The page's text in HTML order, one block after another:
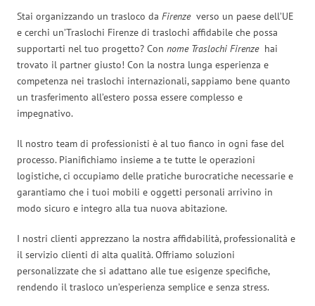
Stai organizzando un trasloco da Firenze verso un paese dell’UE
e cerchi un’Traslochi Firenze di traslochi affidabile che possa
supportarti nel tuo progetto? Con nome Traslochi Firenze hai
trovato il partner giusto! Con la nostra lunga esperienza e
competenza nei traslochi internazionali, sappiamo bene quanto
un trasferimento all’estero possa essere complesso e
impegnativo.
Il nostro team di professionisti è al tuo fianco in ogni fase del
processo. Pianifichiamo insieme a te tutte le operazioni
logistiche, ci occupiamo delle pratiche burocratiche necessarie e
garantiamo che i tuoi mobili e oggetti personali arrivino in
modo sicuro e integro alla tua nuova abitazione.
I nostri clienti apprezzano la nostra affidabilità, professionalità e
il servizio clienti di alta qualità. Offriamo soluzioni
personalizzate che si adattano alle tue esigenze specifiche,
rendendo il trasloco un’esperienza semplice e senza stress.